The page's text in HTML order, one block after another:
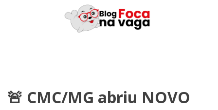
🚨 CMC/MG abriu NOVO